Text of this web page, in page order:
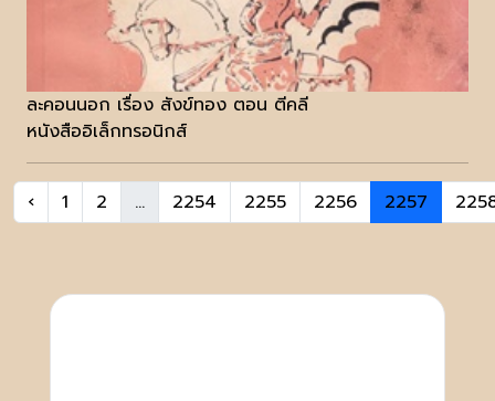
ละคอนนอก เรื่อง สังข์ทอง ตอน ตีคลี
หนังสืออิเล็กทรอนิกส์
‹ 1 2 ... 2254 2255 2256 2257